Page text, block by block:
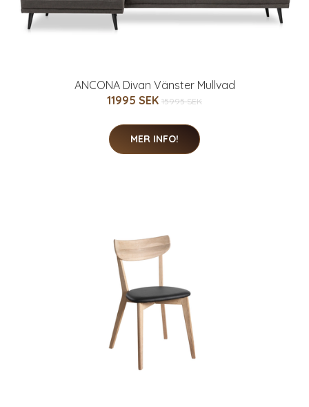
ANCONA Divan Vänster Mullvad
11995 SEK 15995 SEK
MER INFO!